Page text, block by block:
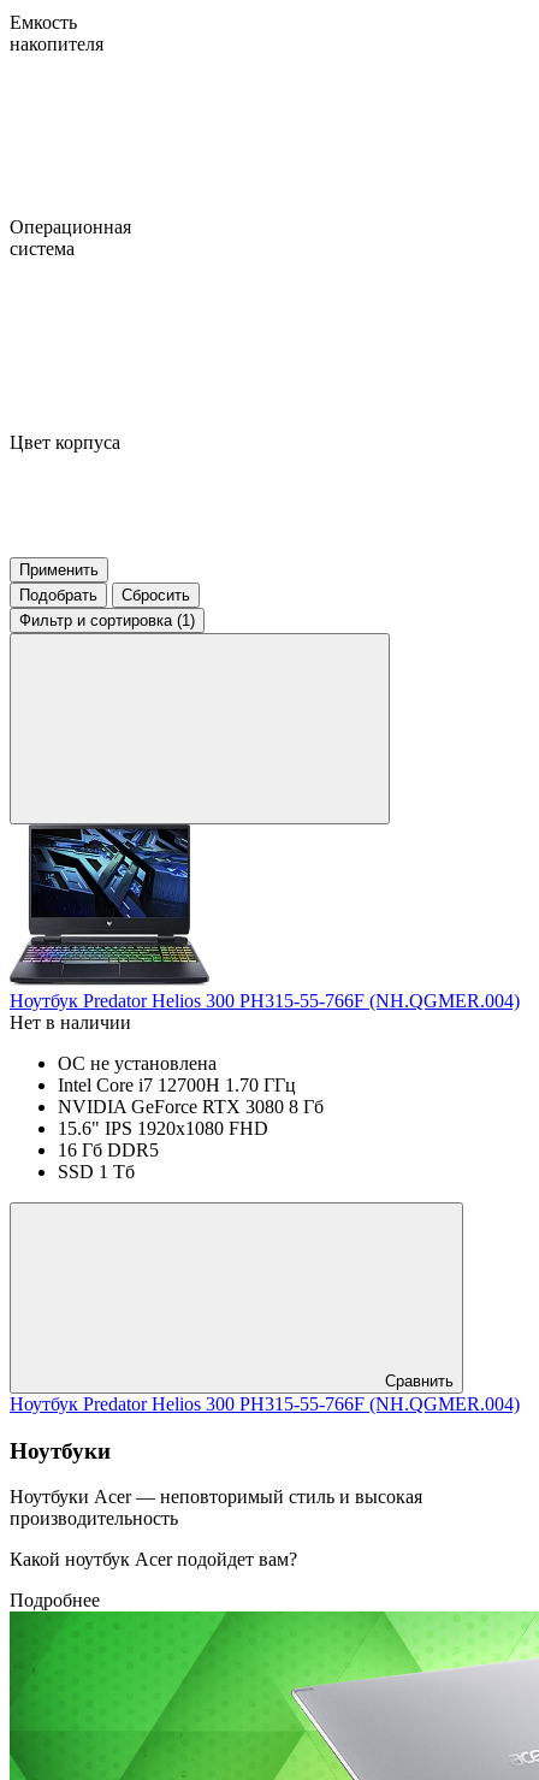
Емкость
накопителя
Операционная
система
Цвет корпуса
Применить
Подобрать
Сбросить
Фильтр и сортировка (1)
Ноутбук Predator Helios 300 PH315-55-766F (NH.QGMER.004)
Нет в наличии
ОС не установлена
Intel Core i7 12700H 1.70 ГГц
NVIDIA GeForce RTX 3080 8 Гб
15.6" IPS 1920x1080 FHD
16 Гб DDR5
SSD 1 Тб
Сравнить
Ноутбук Predator Helios 300 PH315-55-766F (NH.QGMER.004)
Ноутбуки
Ноутбуки Acer — неповторимый стиль и высокая
производительность
Какой ноутбук Acer подойдет вам?
Подробнее